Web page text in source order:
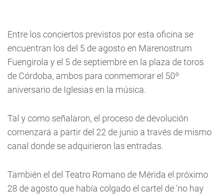
Entre los conciertos previstos por esta oficina se
encuentran los del 5 de agosto en Marenostrum
Fuengirola y el 5 de septiembre en la plaza de toros
de Córdoba, ambos para conmemorar el 50º
aniversario de Iglesias en la música.
Tal y como señalaron, el proceso de devolución
comenzará a partir del 22 de junio a través de mismo
canal donde se adquirieron las entradas.
También el del Teatro Romano de Mérida el próximo
28 de agosto que había colgado el cartel de 'no hay